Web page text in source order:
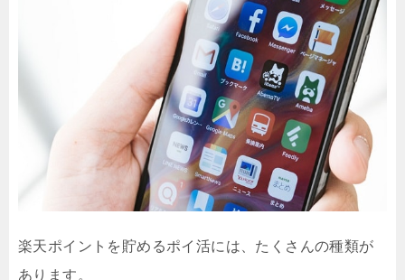
楽天ポイントを貯めるポイ活には、たくさんの種類が
あります。